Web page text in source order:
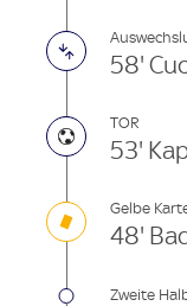
58'
TOR
53'
Gelbe
48'
Zweite